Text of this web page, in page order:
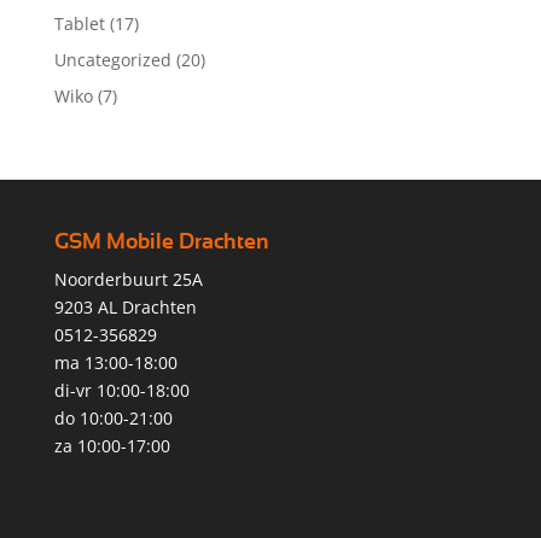
Tablet (17)
Uncategorized (20)
Wiko (7)
GSM Mobile Drachten
Noorderbuurt 25A
9203 AL Drachten
0512-356829
ma 13:00-18:00
di-vr 10:00-18:00
do 10:00-21:00
za 10:00-17:00